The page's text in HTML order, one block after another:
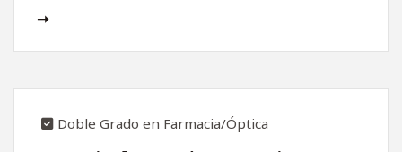
Doble Grado en Farmacia/Óptica